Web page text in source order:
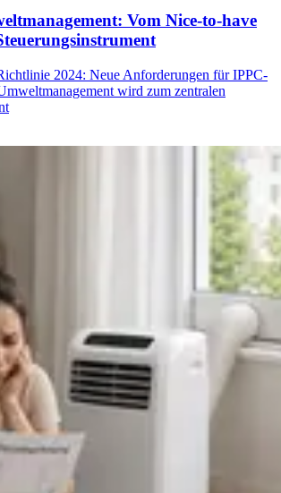
Vom Nice-to-have
2024: Neue Anforderungen für IPPC-
wird zum zentralen